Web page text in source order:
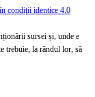
condiţii identice 4.0
sursei și, unde e
trebuie, la rândul lor, să